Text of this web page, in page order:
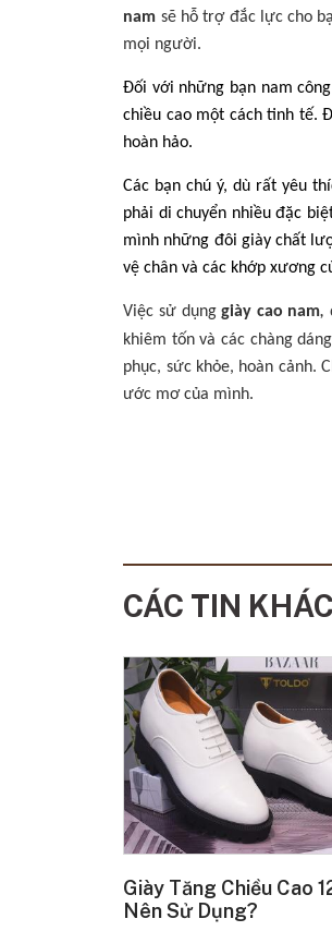
nam sẽ hỗ trợ đắc lực cho
mọi người.
Đối với những bạn nam
chiều cao một cách tinh tế.
hoàn hảo.
Các bạn chú ý, dù rất yêu
phải di chuyển nhiều đặc
mình những đôi giày chất
vệ chân và các khớp xương
Việc sử dụnggiày cao nam,
khiêm tốn và các chàng
phục, sức khỏe, hoàn cảnh.
ước mơ của mình.
CÁC TIN KHÁC
Giày Tăng Chiều Cao
Nên Sử Dụng?